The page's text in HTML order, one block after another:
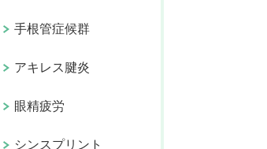
手根管症候群
アキレス腱炎
眼精疲労
シンスプリント